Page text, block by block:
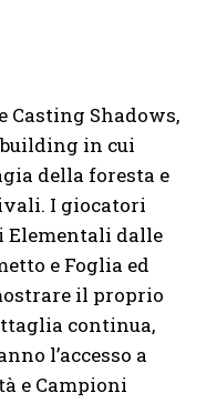
Casting Shadows,
in cui
della foresta e
I giocatori
Elementali dalle
e Foglia ed
il proprio
continua,
l’accesso a
e Campioni